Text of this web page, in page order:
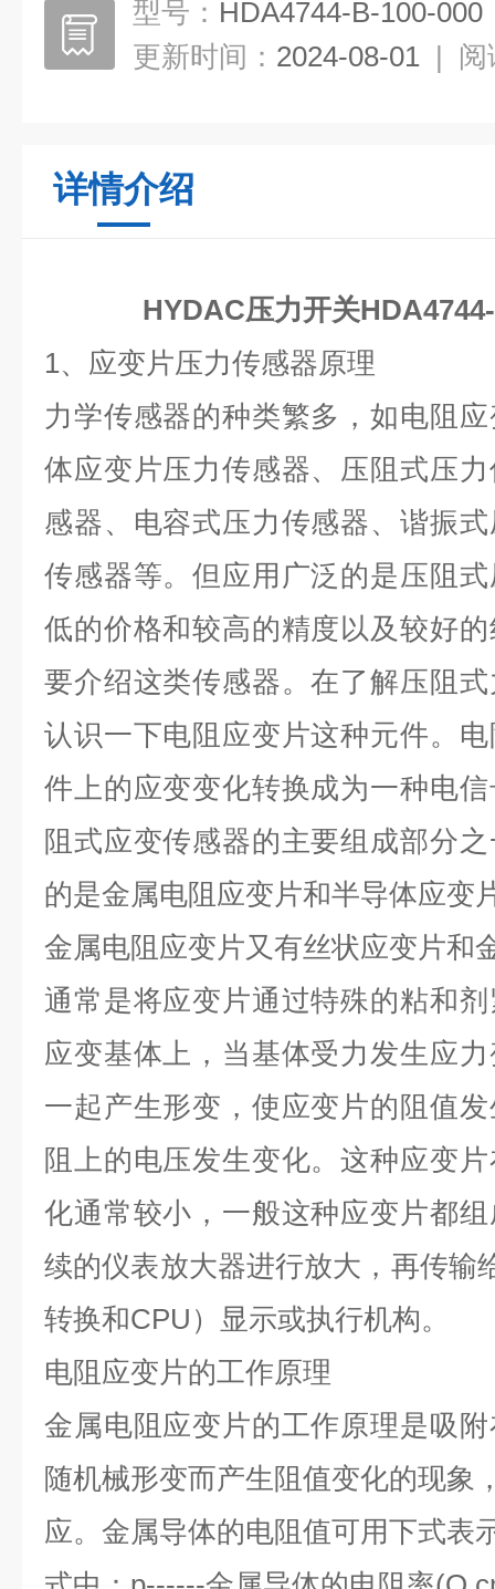
型号： HDA4744-B-100-000
更新时间： 2024-08-01 | 阅
详情介绍
HYDAC压力开关
1、应变片压力传感器原理
力学传感器的种类繁多，如电阻
体应变片压力传感器、压阻式压
感器、电容式压力传感器、谐振
传感器等。但应用广泛的是压阻
低的价格和较高的精度以及较好
要介绍这类传感器。在了解压阻
认识一下电阻应变片这种元件。
件上的应变变化转换成为一种电
阻式应变传感器的主要组成部分
的是金属电阻应变片和半导体应变
金属电阻应变片又有丝状应变片和
通常是将应变片通过特殊的粘和
应变基体上，当基体受力发生应
一起产生形变，使应变片的阻值
阻上的电压发生变化。这种应变
化通常较小，一般这种应变片都
续的仪表放大器进行放大，再传输
转换和CPU）显示或执行机构。
电阻应变片的工作原理
金属电阻应变片的工作原理是吸
随机械形变而产生阻值变化的现象
应。金属导体的电阻值可用下式表